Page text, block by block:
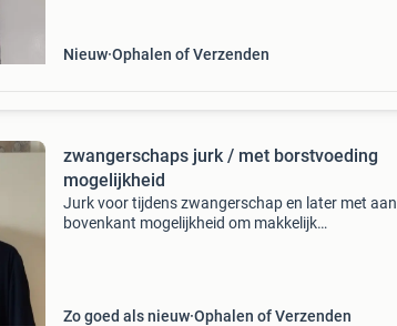
Nieuw Ophalen of Verzenden
zwangerschaps jurk / met borstvoeding
mogelijkheid
Jurk voor tijdens zwangerschap en later met aan
bovenkant mogelijkheid om makkelijk
Zo goed als nieuw Ophalen of Verzenden